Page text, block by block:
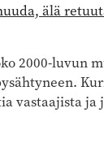
älä
2000-luvun
vastaajista